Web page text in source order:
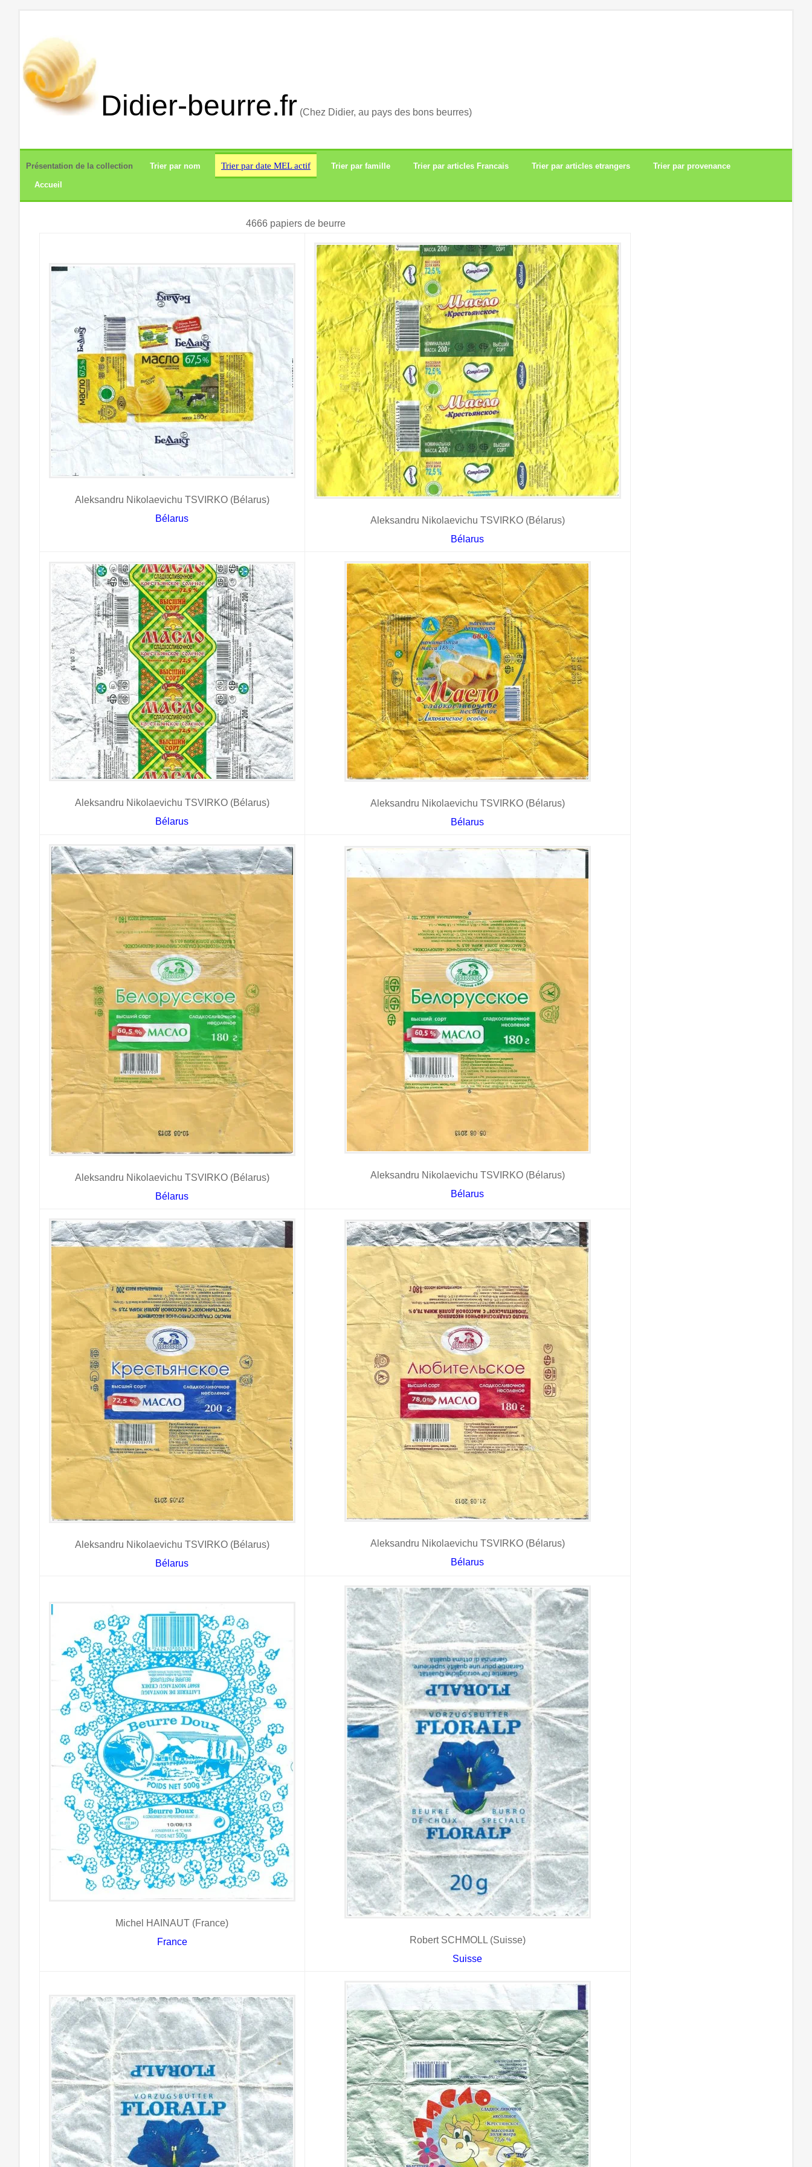
Didier-beurre.fr (Chez Didier, au pays des bons beurres)
Présentation de la collection Trier par nom Trier par date MEL actif Trier par famille Trier par articles Francais Trier par articles etrangers Trier par provenance
Accueil
4666 papiers de beurre
Aleksandru Nikolaevichu TSVIRKO (Bélarus)
Bélarus
Aleksandru Nikolaevichu TSVIRKO (Bélarus)
Bélarus
Aleksandru Nikolaevichu TSVIRKO (Bélarus)
Bélarus
Aleksandru Nikolaevichu TSVIRKO (Bélarus)
Bélarus
Aleksandru Nikolaevichu TSVIRKO (Bélarus)
Bélarus
Aleksandru Nikolaevichu TSVIRKO (Bélarus)
Bélarus
Aleksandru Nikolaevichu TSVIRKO (Bélarus)
Bélarus
Aleksandru Nikolaevichu TSVIRKO (Bélarus)
Bélarus
Michel HAINAUT (France)
France
Robert SCHMOLL (Suisse)
Suisse